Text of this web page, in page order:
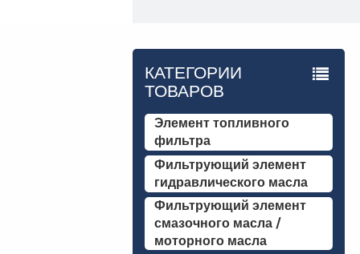
КАТЕГОРИИ
ТОВАРОВ
Элемент топливного
фильтра
Фильтрующий элемент
гидравлического масла
Фильтрующий элемент
смазочного масла /
моторного масла